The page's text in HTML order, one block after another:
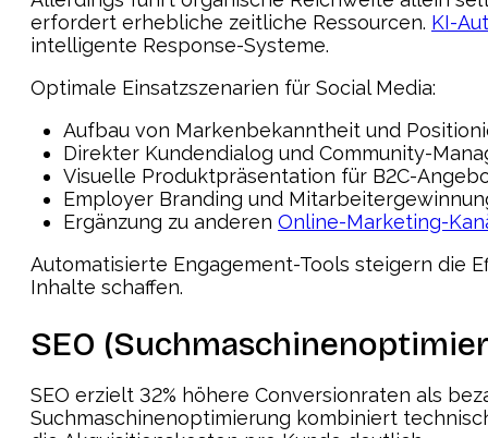
erfordert erhebliche zeitliche Ressourcen. KI-
intelligente Response-Systeme.
Optimale Einsatzszenarien für Social Media:
Aufbau von Markenbekanntheit und
Direkter Kundendialog und Community-
Visuelle Produktpräsentation für B2C-
Employer Branding und
Ergänzung zu anderen Online-Marketing-
Automatisierte Engagement-Tools steigern die
Inhalte schaffen.
SEO
SEO erzielt 32% höhere Conversionraten als
Suchmaschinenoptimierung kombiniert